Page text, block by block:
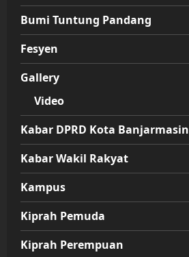
Bumi Tuntung Pandang
Fesyen
Gallery
Video
Kabar DPRD Kota Banjarmasin
Kabar Wakil Rakyat
Kampus
Kiprah Pemuda
Kiprah Perempuan